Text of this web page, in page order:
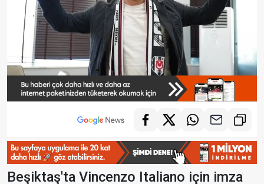
Beşiktaş'ta Vincenzo Italiano için imza